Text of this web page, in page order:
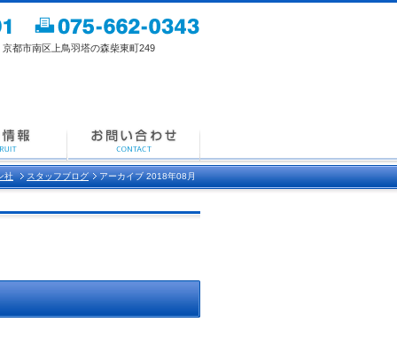
区上鳥羽塔の森柴東町249
社 スタッフブログ アーカイブ 2018年08月